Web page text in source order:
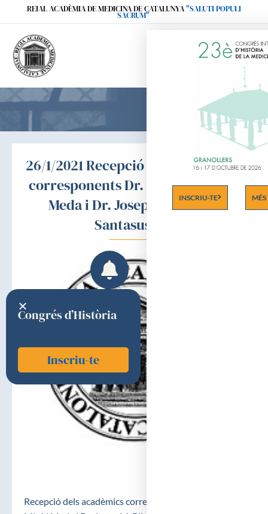
REIAL ACADÈMIA DE MEDICINA DE CATALUNYA"SALUTI POPULI
SACRUM"
26/1/2021 Recepció dels acadèmics
corresponents Dr. Josep M. Miró i
Meda i Dr. Josep M. Ribera i
Santasusana
Recepció dels acadèmics corresponents Dr. Josep M.
Congrés d’Història
Inscriu-te
INSCRIU-TE